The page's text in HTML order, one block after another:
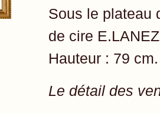
Sous le plateau
de cire
Hauteur : 79
Le détail des